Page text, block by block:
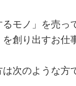
モノ」を売っ
創り出すお仕
次のような方